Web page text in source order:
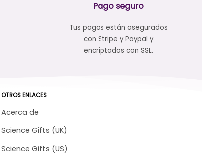
Pago seguro
Tus pagos están asegurados
con Stripe y Paypal y
encriptados con SSL.
OTROS ENLACES
Acerca de
Science Gifts (UK)
Science Gifts (US)